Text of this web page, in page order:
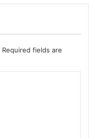
Required fields are